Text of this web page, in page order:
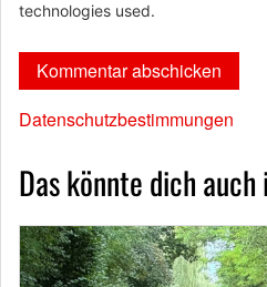
technologies used.
Datenschutzbestimmungen
Das könnte dich